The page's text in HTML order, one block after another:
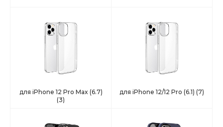
для iPhone 12 Pro Max (6.7)
(3)
для iPhone 12/12 Pro (6.1) (7)